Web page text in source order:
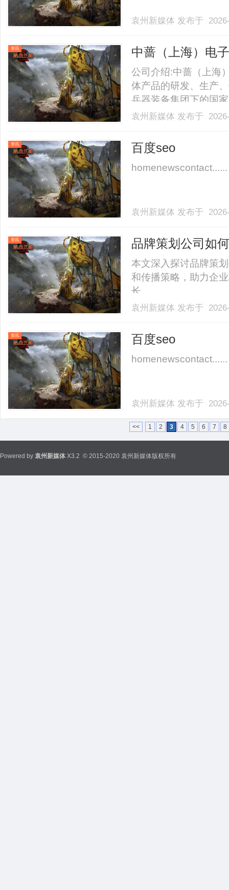
袁州新媒体 发布于
资讯 中蔷（上海）电
公司介绍:中蔷（上海
体产品的研发、生产
兵器装备集团下的国
托中科院强大的科研
营业务涉级企业级网
袁州新媒体 发布于
资讯 百度seo
homenewscontact......
袁州新媒体 发布于
资讯
品牌策划公司如
析
本文深入探讨品牌策
和传播策略，助力企
长。......
袁州新媒体 发布于
资讯 百度seo
homenewscontact......
袁州新媒体 发布于
<< 1 2 3 4 5 6 7 8
Powered by 袁州新媒体 X3.2 © 2015-2020 袁州新媒体版权所有